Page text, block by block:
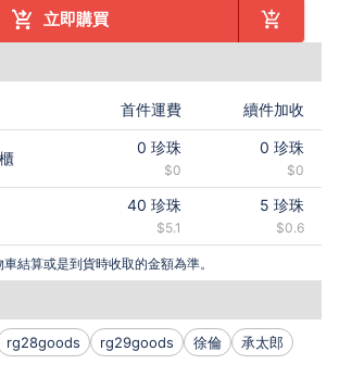
立即購買
首件運費 續件加收
0 珍珠
$0
0 珍珠
$0
40 珍珠
$5.1
5 珍珠
$0.6
結算或是到貨時收取的金額為準。
rg28goods rg29goods 徐倫
承太郎